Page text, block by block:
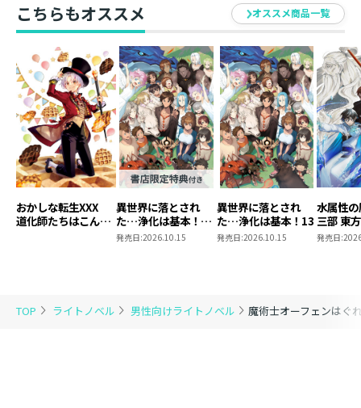
TOP ライトノベル 男性向けライトノベル 魔術士オーフェンは
こちらもオススメ オススメ商品一覧
おかしな転生XXX
道化師たちはこんが
異世界に落とされ
た…浄化は基本！
13【ピッコマ限定
発売日:2026.10.15
異世界に落とされ
た…浄化は基本！13
発売日:2026.10.15
水属性
三部 東
発売日: